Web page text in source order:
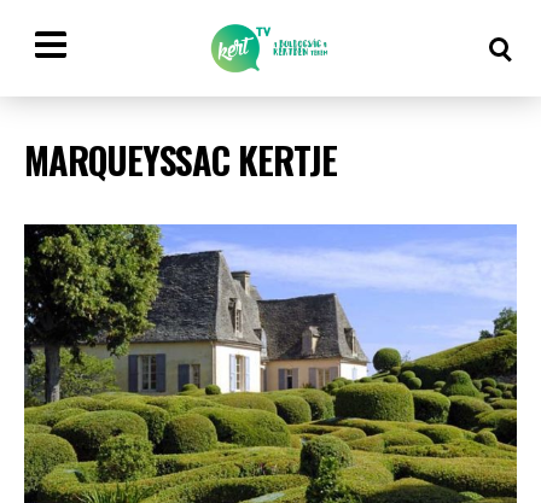
MARQUEYSSAC KERTJE